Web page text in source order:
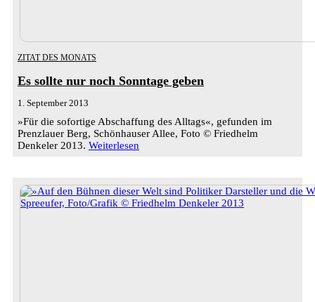
ZITAT DES MONATS
Es sollte nur noch Sonntage geben
1. September 2013
»Für die sofortige Abschaffung des Alltags«, gefunden im
Prenzlauer Berg, Schönhauser Allee, Foto © Friedhelm
Denkeler 2013. Weiterlesen